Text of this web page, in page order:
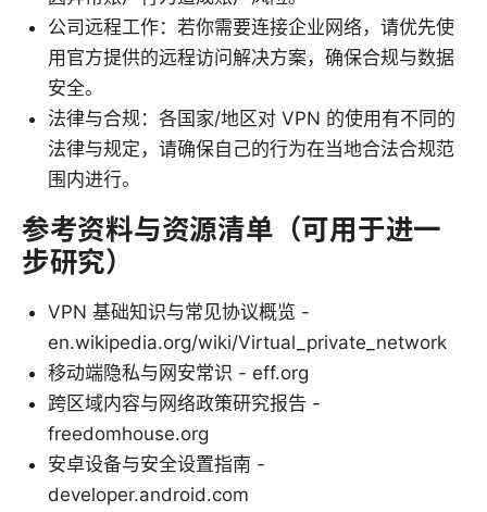
公司远程工作：若你需要连接企业网络，请优先使
用官方提供的远程访问解决方案，确保合规与数据
安全。
法律与合规：各国家/地区对 VPN 的使用有不同的
法律与规定，请确保自己的行为在当地合法合规范
围内进行。
参考资料与资源清单（可用于进一
步研究）
VPN 基础知识与常见协议概览 -
en.wikipedia.org/wiki/Virtual_private_network
移动端隐私与网安常识 - eff.org
跨区域内容与网络政策研究报告 -
freedomhouse.org
安卓设备与安全设置指南 -
developer.android.com